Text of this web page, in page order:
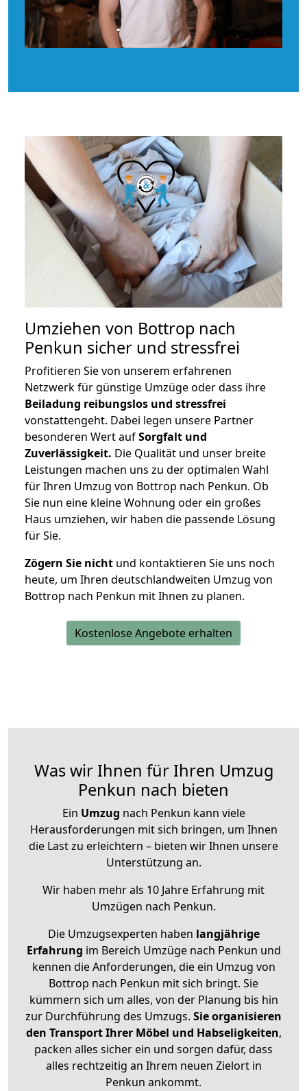
Umziehen von Bottrop nach
Penkun sicher und stressfrei
Profitieren Sie von unserem erfahrenen
Netzwerk für günstige Umzüge oder dass ihre
Beiladung reibungslos und stressfrei
vonstattengeht. Dabei legen unsere Partner
besonderen Wert aufSorgfalt und
Zuverlässigkeit. Die Qualität und unser breite
Leistungen machen uns zu der optimalen Wahl
für Ihren Umzug von Bottrop nach Penkun. Ob
Sie nun eine kleine Wohnung oder ein großes
Haus umziehen, wir haben die passende Lösung
für Sie.
Zögern Sie nicht und kontaktieren Sie uns noch
heute, um Ihren deutschlandweiten Umzug von
Bottrop nach Penkun mit Ihnen zu planen.
Kostenlose Angebote erhalten
Was wir Ihnen für Ihren Umzug
Penkun nach bieten
Ein Umzug nach Penkun kann viele
Herausforderungen mit sich bringen, um Ihnen
die Last zu erleichtern – bieten wir Ihnen unsere
Unterstützung an.
Wir haben mehr als 10 Jahre Erfahrung mit
Umzügen nach Penkun.
Die Umzugsexperten haben langjährige
Erfahrung im Bereich Umzüge nach Penkun und
kennen die Anforderungen, die ein Umzug von
Bottrop nach Penkun mit sich bringt. Sie
kümmern sich um alles, von der Planung bis hin
zur Durchführung des Umzugs. Sie organisieren
den Transport Ihrer Möbel und Habseligkeiten,
packen alles sicher ein und sorgen dafür, dass
alles rechtzeitig an Ihrem neuen Zielort in
Penkun ankommt.